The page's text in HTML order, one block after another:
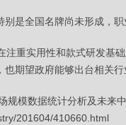
是全国名牌尚未形成，
重实用性和款式研发基
期望政府能够出台相关
规模数据统计分析及未来
201604/410660.html